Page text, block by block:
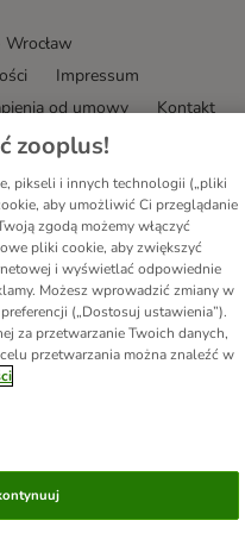
Impressum
od umowy
Kontakt
Program partnerski
zooplus!
pikseli i innych technologii („pliki
aby umożliwić Ci przeglądanie
zgodą możemy włączyć
pliki cookie, aby zwiększyć
i wyświetlać odpowiednie
Możesz wprowadzić zmiany w
(„Dostosuj ustawienia”).
za przetwarzanie Twoich danych,
przetwarzania można znaleźć w